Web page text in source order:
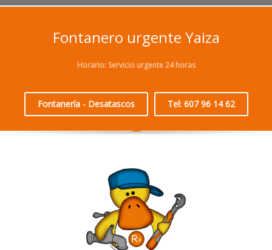
Fontanero urgente Yaiza
Horario: Servicio urgente 24 horas
Fontanería - Desatascos Tel: 607 96 14 62